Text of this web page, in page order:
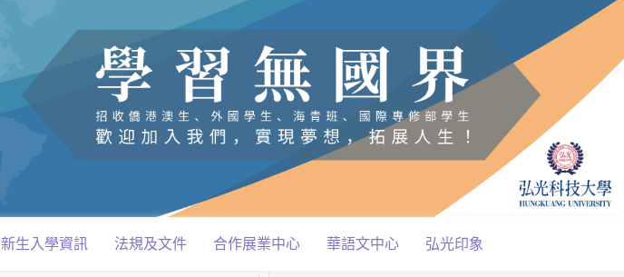
新生入學資訊 法規及文件 合作展業中心 華語文中心 弘光印象